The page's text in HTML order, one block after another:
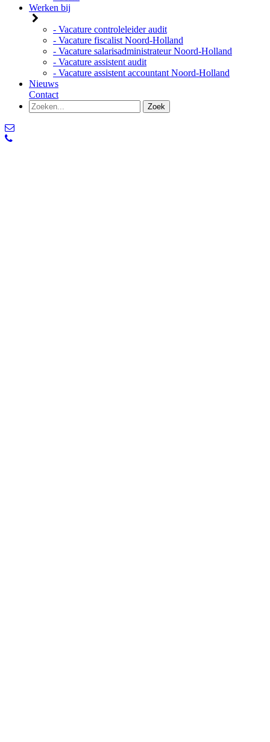
Werken bij
- Vacature controleleider audit
- Vacature fiscalist Noord-Holland
- Vacature salarisadministrateur Noord-Holland
- Vacature assistent audit
- Vacature assistent accountant Noord-Holland
Nieuws
Contact